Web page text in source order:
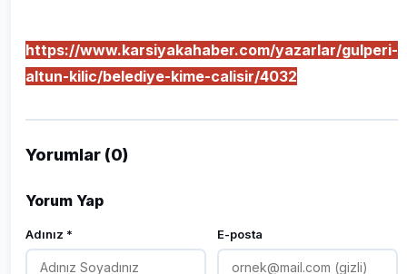
https://www.karsiyakahaber.com/yazarlar/gulperi-
altun-kilic/belediye-kime-calisir/4032
Yorumlar (0)
Yorum Yap
Adınız * E-posta